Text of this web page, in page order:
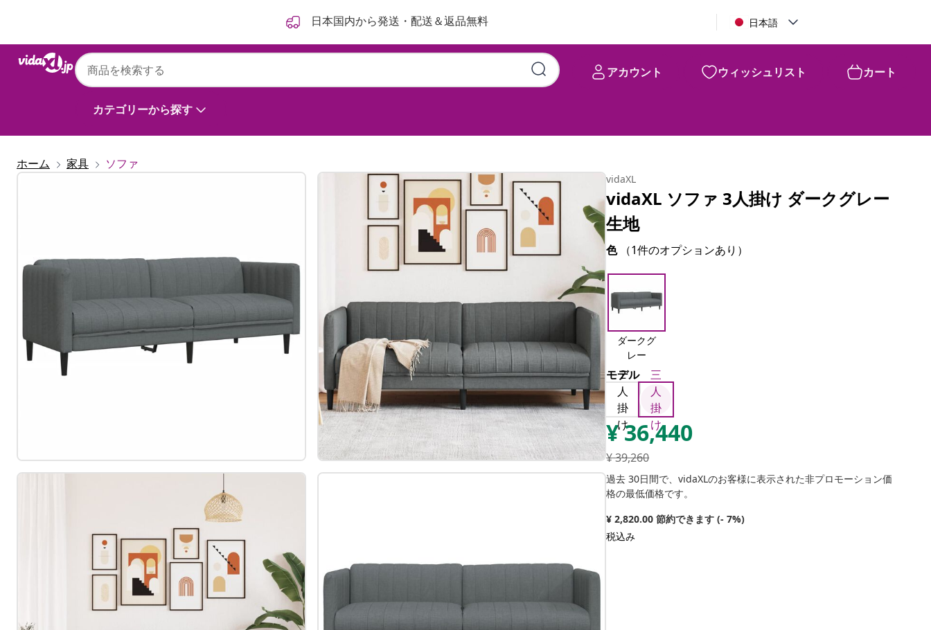
日本国内から発送・配送＆返品無料 日本語
カテゴリーから探す
アカウント ウィッシュリスト カート
ホーム 家具 ソファ
vidaXL
vidaXL ソファ 3人掛け ダークグレー
生地
色 （1件のオプションあり）
ダークグ
レー
モデル
2
人
掛
け
三
人
掛
け
¥36,440
¥39,260
過去 30日間で、vidaXLのお客様に表示された非プロモーション価
格の最低価格です。
¥ 2,820.00 節約できます (- 7%)
税込み